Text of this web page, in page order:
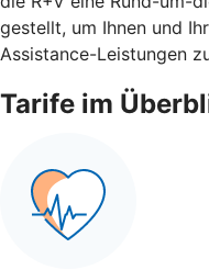
gestellt, um Ihnen und
Assistance-Leistungen
Tarife im